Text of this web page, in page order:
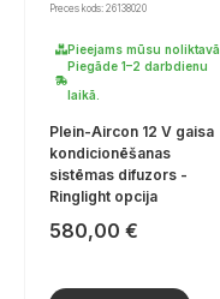
Preces kods: 26138020
Pieejams mūsu noliktavā
Piegāde 1–2 darbdienu
laikā.
Plein-Aircon 12 V gaisa
kondicionēšanas
sistēmas difuzors -
Ringlight opcija
580,00 €